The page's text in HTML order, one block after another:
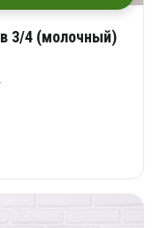
3/4 (молочный)